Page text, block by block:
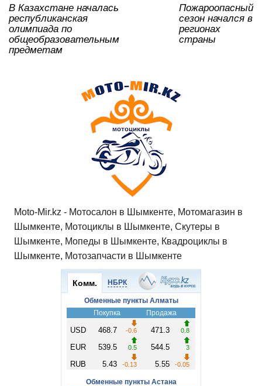
В Казахстане началась
республиканская
олимпиада по
общеобразовательным
предметам
Пожароопасный
сезон начался в
регионах
страны
Moto-Mir.kz - Мотосалон в Шымкенте, Мотомагазин в
Шымкенте, Мотоциклы в Шымкенте, Скутеры в
Шымкенте, Мопеды в Шымкенте, Квадроциклы в
Шымкенте, Мотозапчасти в Шымкенте